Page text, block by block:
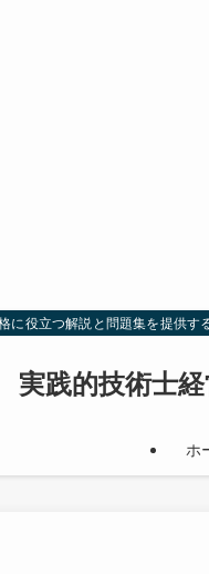
に役立つ解説と問題集を提供
実践的技術士
ホ